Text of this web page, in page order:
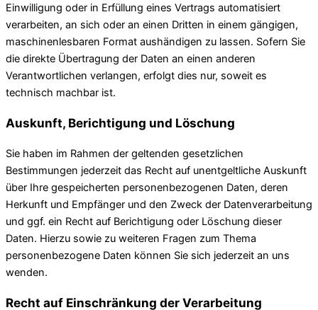
Einwilligung oder in Erfüllung eines Vertrags automatisiert
verarbeiten, an sich oder an einen Dritten in einem gängigen,
maschinenlesbaren Format aushändigen zu lassen. Sofern Sie
die direkte Übertragung der Daten an einen anderen
Verantwortlichen verlangen, erfolgt dies nur, soweit es
technisch machbar ist.
Auskunft, Berichtigung und Löschung
Sie haben im Rahmen der geltenden gesetzlichen
Bestimmungen jederzeit das Recht auf unentgeltliche Auskunft
über Ihre gespeicherten personenbezogenen Daten, deren
Herkunft und Empfänger und den Zweck der Datenverarbeitung
und ggf. ein Recht auf Berichtigung oder Löschung dieser
Daten. Hierzu sowie zu weiteren Fragen zum Thema
personenbezogene Daten können Sie sich jederzeit an uns
wenden.
Recht auf Einschränkung der Verarbeitung